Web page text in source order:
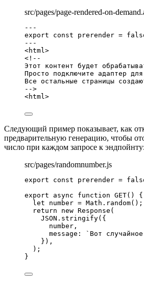
src/pages/page-rendered-on-
---
export const prerender =
---
<html>
<!--
Этот контент будет
Просто подключите адаптер
Все остальные страницы
-->
<html>
Следующий пример показывает, как
предварительную генерацию, чтобы
число при каждом запросе к эндпойнту:
src/pages/randomnumber.js
export const prerender =
export
async function GET()
{
let number = Math . random();
return
new Response (
JSON . stringify({
number ,
message:
` Вот
}) ,
);
}